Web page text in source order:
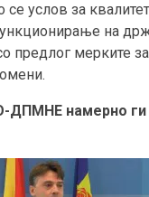
се услов за
на
предлог мерките
намерно ги